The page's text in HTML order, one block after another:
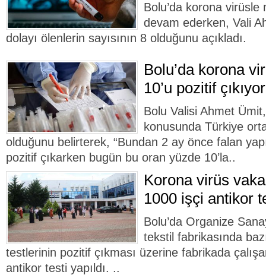
Bolu’da korona
devam ederken, Vali
dolayı ölenlerin sayısının 8 olduğunu açıkladı.
Bolu’da korona
10’u pozitif çıkıyor
Bolu Valisi Ahmet
konusunda Türkiye
olduğunu belirterek, “Bundan 2 ay önce falan
pozitif çıkarken bugün bu oran yüzde 10’la..
Korona virüs
1000 işçi antikor
Bolu’da Organize
tekstil fabrikasında
testlerinin pozitif çıkması üzerine fabrikada
antikor testi yapıldı. ..